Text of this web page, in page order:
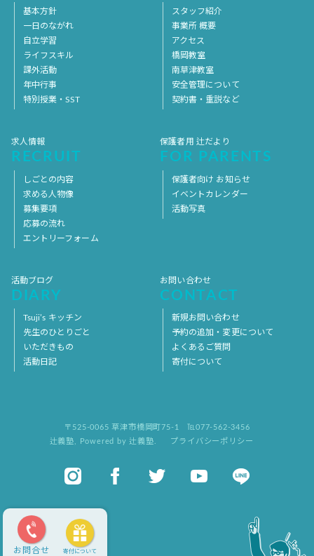
お問合せ 寄付について
基本方針
一日のながれ
自立学習
ライフスキル
課外活動
年中行事
特別授業・SST
スタッフ紹介
事業所 概要
アクセス
橋岡教室
南草津教室
安全管理について
契約書・重説など
求人情報
RECRUIT
しごとの内容
求める人物像
募集要項
応募の流れ
エントリーフォーム
保護者用 辻だより
FOR PARENTS
保護者向け お知らせ
イベントカレンダー
活動写真
活動ブログ
DIARY
Tsuji’s キッチン
先生のひとりごと
いただきもの
活動日記
お問い合わせ
CONTACT
新規お問い合わせ
予約の追加・変更について
よくあるご質問
寄付について
〒525-0065 草津市橋岡町75-1
℡077-562-3456
辻義塾
Powered by 辻義塾. プライバシーポリシー